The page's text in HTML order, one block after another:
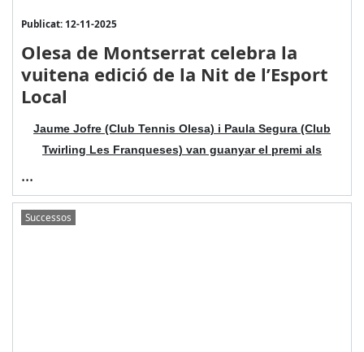
Publicat: 12-11-2025
Olesa de Montserrat celebra la
vuitena edició de la Nit de l’Esport
Local
Jaume Jofre (Club Tennis Olesa) i Paula Segura (Club
Twirling Les Franqueses) van guanyar el premi als
...
Successos